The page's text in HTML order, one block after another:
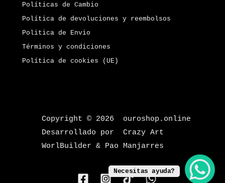
Políticas de Cambio
Política de devoluciones y reembolsos
Politica de Envio
Términos y condiciones
Política de cookies (UE)
Copyright © 2026 ouroshop.online
Desarrollado por Crazy Art
WorlBuilder & Pao Manjarres
Necesitas ayuda?